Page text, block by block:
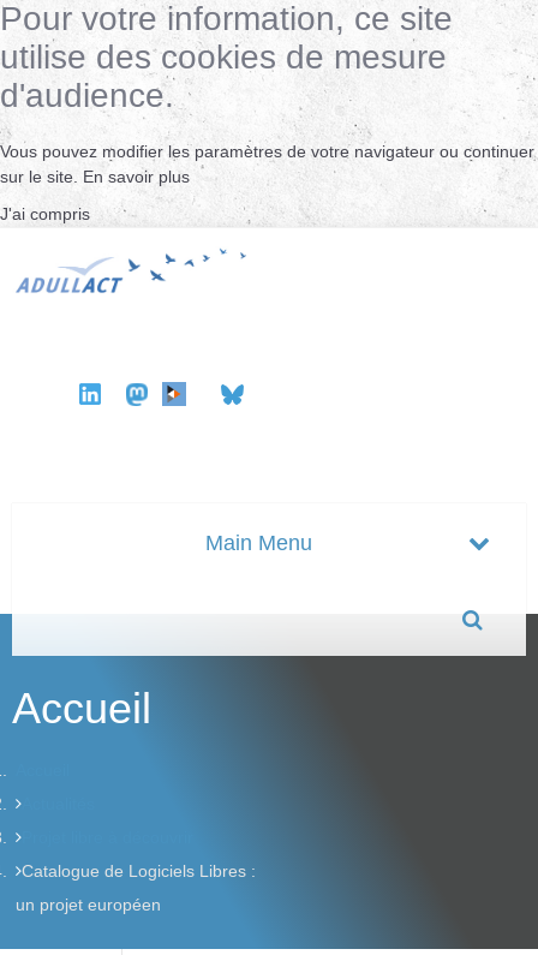
Pour votre information, ce site
utilise des cookies de mesure
d'audience.
Vous pouvez modifier les paramètres de votre navigateur ou continuer
sur le site. En savoir plus
J'ai compris
Accueil
Catalogue de Logiciels Libres :
un projet européen